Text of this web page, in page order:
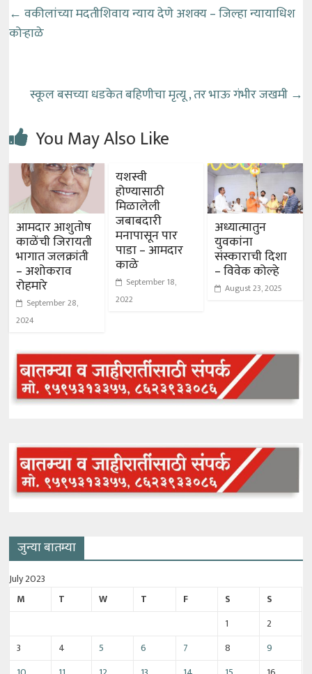
← वकीलांच्या मदतीशिवाय न्याय देणे अशक्य – जिल्हा न्यायाधिश
कोऱ्हाळे
स्कूल बसच्या धडकेत बहिणीचा मृत्यू , तर भाऊ गंभीर जखमी →
You May Also Like
आमदार आशुतोष
काळेंची जिरायती
भागात जलक्रांती
– अशोकराव
रोहमारे
September 28,
2024
यशस्वी
होण्यासाठी
मिळालेली
जबाबदारी
मनापासून पार
पाडा – आमदार
काळे
September 18,
2022
अध्यात्मातुन
युवकांना
संस्काराची दिशा
– विवेक कोल्हे
August 23, 2025
जुन्या बातम्या
July 2023
M
T W T F S
S
1
2
3
4 5 6 7 8
9